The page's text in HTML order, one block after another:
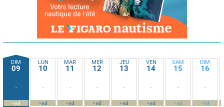
DIM
09
-
-nd
LUN
10
-
-nd
MAR
11
-
-nd
MER
12
-
-nd
JEU
13
-
-nd
VEN
14
-
-nd
SAM
15
-
-nd
DIM
16
-
-nd